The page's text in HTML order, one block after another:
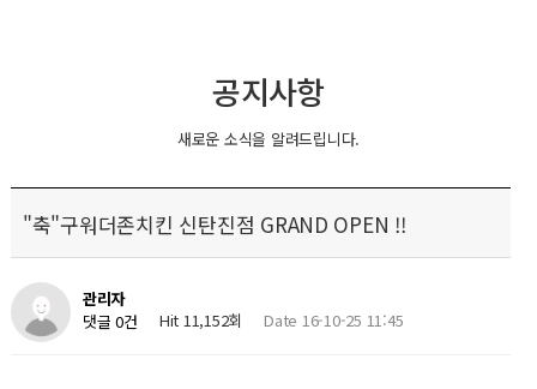
공지사항
새로운 소식을 알려드립니다.
"축"구워더존치킨 신탄진점 GRAND OPEN !!
관리자
댓글 0건
Hit 11,152회 Date 16-10-25 11:45